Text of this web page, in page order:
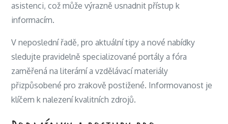
asistenci, což může výrazně usnadnit přístup k
informacím.
V neposlední řadě, pro aktuální tipy a nové nabídky
sledujte pravidelně specializované portály a fóra
zaměřená na literární a vzdělávací materiály
přizpůsobené pro zrakově postižené. Informovanost je
klíčem k nalezení kvalitních zdrojů.